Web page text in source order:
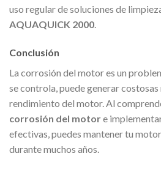
uso regular de soluciones de
AQUAQUICK 2000.
Conclusión
La corrosión del motor es un
se controla, puede generar
rendimiento del motor. Al
corrosión del motore
efectivas, puedes mantener tu
durante muchos años.